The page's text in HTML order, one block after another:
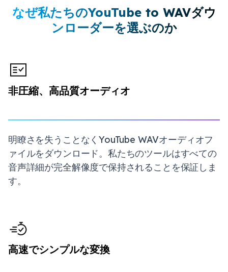
なぜ私たちのYouTube to WAVダウ
ンローダーを選ぶのか
非圧縮、高品質オーディオ
明瞭さを失うことなくYouTube WAVオーディオフ
ァイルをダウンロード。私たちのツールはすべての
音声詳細が完全解像度で保持されることを保証しま
す。
高速でシンプルな変換